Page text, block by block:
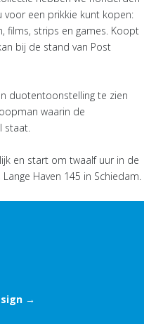
voor een prikkie kunt kopen:
films, strips en games. Koopt
bij de stand van Post
duotentoonstelling te zien
waarin de
staat.
en start om twaalf uur in de
Haven 145 in Schiedam.
→